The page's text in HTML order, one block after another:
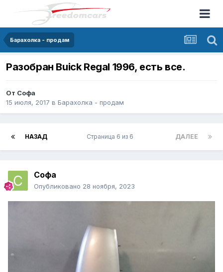
Барахолка - продам
Разобран Buick Regal 1996, есть все.
От Софа
15 июля, 2017 в Барахолка - продам
НАЗАД ДАЛЕЕ
Страница 6 из 6
Софа
Опубликовано 28 ноября, 2023